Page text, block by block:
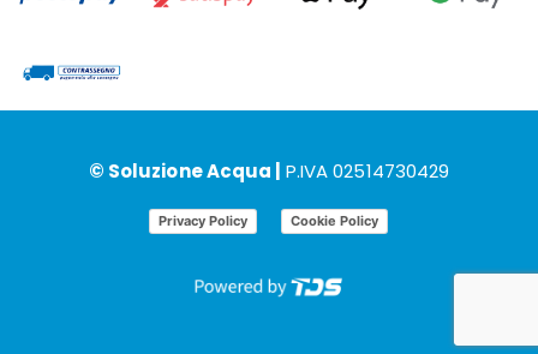
© Soluzione Acqua | P.IVA 02514730429
Privacy Policy Cookie Policy